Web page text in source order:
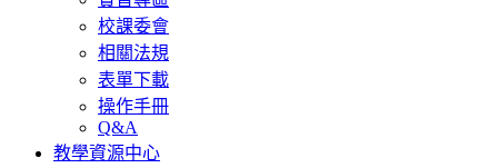
校課委會
相關法規
表單下載
操作手冊
Q&A
教學資源中心